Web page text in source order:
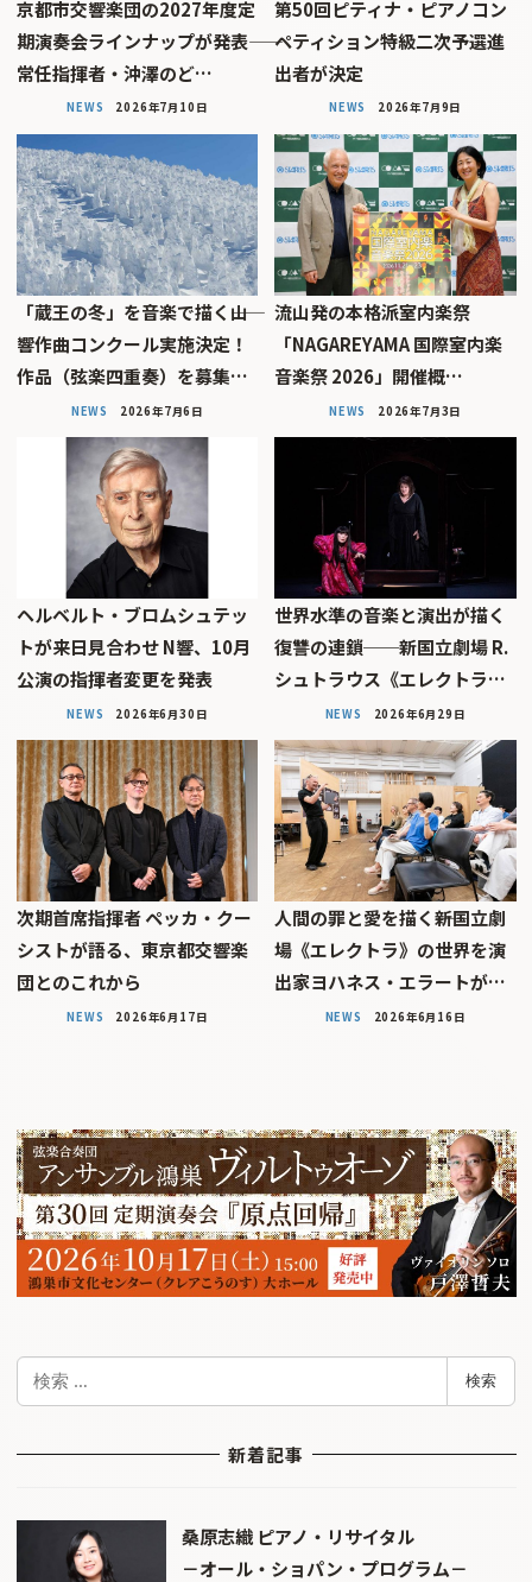
京都市交響楽団の2027年度定
期演奏会ラインナップが発表――
常任指揮者・沖澤のど…
NEWS 2026年7月10日
第50回ピティナ・ピアノコン
ペティション特級二次予選進
出者が決定
NEWS 2026年7月9日
「蔵王の冬」を音楽で描く――山
響作曲コンクール実施決定！
作品（弦楽四重奏）を募集…
NEWS 2026年7月6日
流山発の本格派室内楽祭
「NAGAREYAMA 国際室内楽
音楽祭 2026」開催概…
NEWS 2026年7月3日
ヘルベルト・ブロムシュテッ
トが来日見合わせ N響、10月
公演の指揮者変更を発表
NEWS 2026年6月30日
世界水準の音楽と演出が描く
復讐の連鎖──新国立劇場 R.
シュトラウス《エレクトラ…
NEWS 2026年6月29日
次期首席指揮者 ペッカ・クー
シストが語る、東京都交響楽
団とのこれから
NEWS 2026年6月17日
人間の罪と愛を描く――新国立劇
場《エレクトラ》の世界を演
出家ヨハネス・エラートが…
NEWS 2026年6月16日
検
検索
新着記事
桑原志織 ピアノ・リサイタル
－オール・ショパン・プログラム－